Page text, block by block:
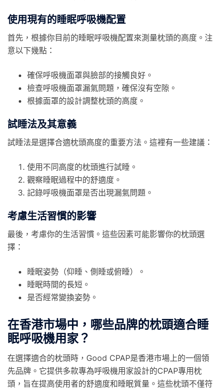
使用現有的睡眠呼吸機配置
首先，根據你目前的睡眠呼吸機配置來測量枕頭的高度。注
意以下幾點：
確保呼吸機面罩與臉部的接觸良好。
檢查呼吸機面罩漏氣問題，確保沒有空隙。
根據面罩的設計調整枕頭的高度。
試睡法及其意義
試睡法是選擇合適枕頭高度的重要方法。這裡有一些建議：
使用不同高度的枕頭進行試睡。
觀察睡眠過程中的舒適度。
記錄呼吸機面罩是否出現漏氣問題。
考慮生活習慣的影響
最後，考慮你的生活習慣。這些因素可能影響你的枕頭選
擇：
睡眠姿勢（仰睡、側睡或俯睡）。
睡眠時間的長短。
是否經常變換姿勢。
在香港市場中，哪些品牌的枕頭適合睡
眠呼吸機用家？
在選擇適合的枕頭時，Good CPAP是香港市場上的一個領
先品牌。它提供多款專為呼吸機用家設計的CPAP專用枕
頭，旨在提高使用者的舒適度和睡眠質量。這些枕頭不僅符